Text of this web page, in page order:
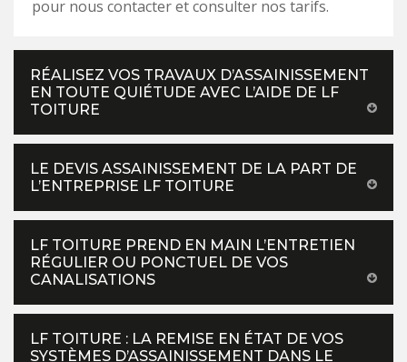
pour nous contacter et consulter nos tarifs.
RÉALISEZ VOS TRAVAUX D’ASSAINISSEMENT
EN TOUTE QUIÉTUDE AVEC L’AIDE DE LF
TOITURE
LE DEVIS ASSAINISSEMENT DE LA PART DE
L’ENTREPRISE LF TOITURE
LF TOITURE PREND EN MAIN L’ENTRETIEN
RÉGULIER OU PONCTUEL DE VOS
CANALISATIONS
LF TOITURE : LA REMISE EN ÉTAT DE VOS
SYSTÈMES D’ASSAINISSEMENT DANS LE